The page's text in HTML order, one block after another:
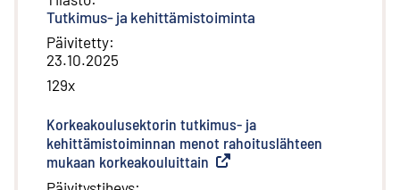
Tutkimus- ja kehittämistoiminta
Päivitetty:
23.10.2025
129x
Korkeakoulusektorin tutkimus- ja
kehittämistoiminnan menot rahoituslähteen
mukaan korkeakouluittain Ulkoinen linkki